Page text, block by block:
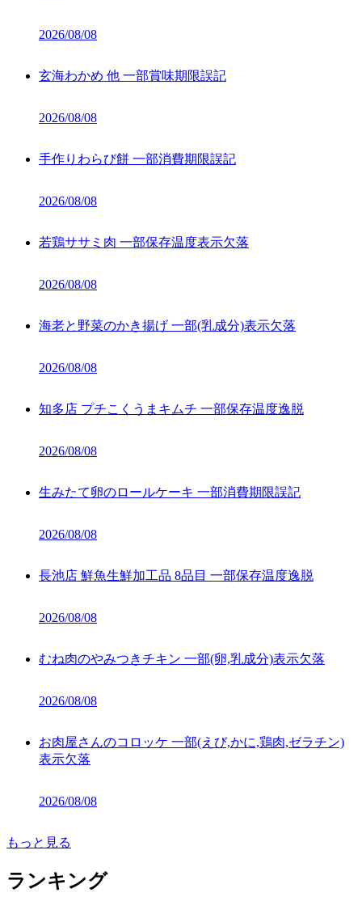
2026/08/08
玄海わかめ 他 一部賞味期限誤記
2026/08/08
手作りわらび餅 一部消費期限誤記
2026/08/08
若鶏ササミ肉 一部保存温度表示欠落
2026/08/08
海老と野菜のかき揚げ 一部(乳成分)表示欠落
2026/08/08
知多店 プチこくうまキムチ 一部保存温度逸脱
2026/08/08
生みたて卵のロールケーキ 一部消費期限誤記
2026/08/08
長池店 鮮魚生鮮加工品 8品目 一部保存温度逸脱
2026/08/08
むね肉のやみつきチキン 一部(卵,乳成分)表示欠落
2026/08/08
お肉屋さんのコロッケ 一部(えび,かに,鶏肉,ゼラチン)
表示欠落
2026/08/08
もっと見る
ランキング